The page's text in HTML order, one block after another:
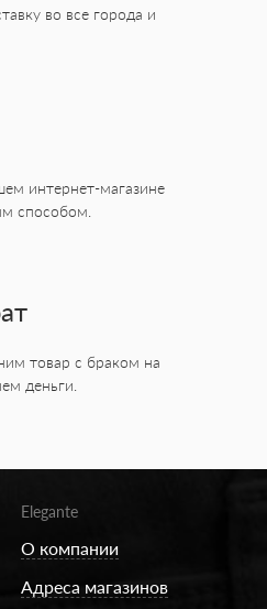
во все города и
интернет-магазине
способом.
товар с браком на
деньги.
Elegante
О компании
Адреса магазинов